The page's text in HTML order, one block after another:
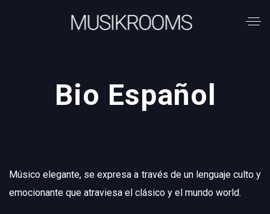
Bio Español
Músico elegante, se expresa a través de un lenguaje culto y
emocionante que atraviesa el clásico y el mundo world.